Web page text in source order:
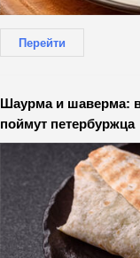
Перейти
Шаурма и шаверма:
поймут петербуржца